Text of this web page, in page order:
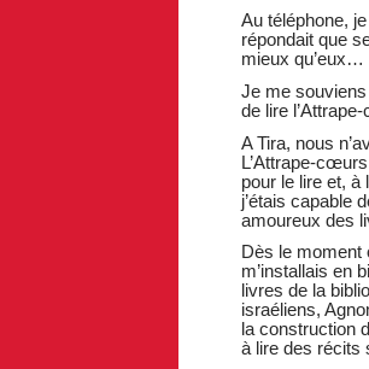
Au téléphone,
répondait que
mieux qu’eux…
Je me
de lire
A Tira, nous
L’Attrape-
pour le lire et, à
j’étais capable
amoureux des
Dès le moment
m’installais en
livres de la
israéliens,
la construction
à lire des récits